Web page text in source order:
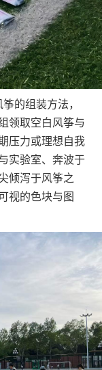
的组装方法，
领取空白风筝与
压力或理想自我
实验室、奔波于
倾泻于风筝之
视的色块与图